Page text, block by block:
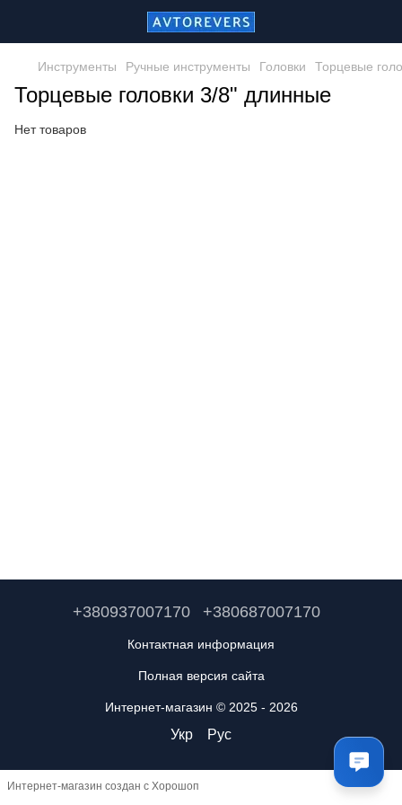
Инструменты Ручные инструменты Головки Торцевые
Торцевые головки 3/8" длинные
Нет товаров
+380937007170 +380687007170
Контактная информация
Полная версия сайта
Интернет-магазин © 2025 - 2026
Укр Рус
Интернет-магазин создан с Хорошоп